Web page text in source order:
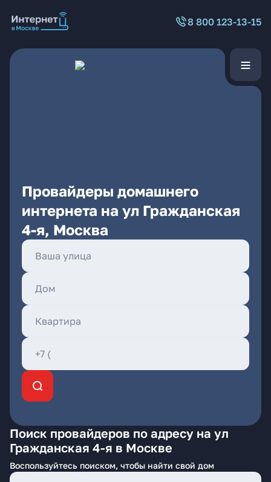
8 800 123-13-15
Провайдеры домашнего
интернета на ул Гражданская
4-я, Москва
Поиск провайдеров по адресу на ул
Гражданская 4-я в Москве
Воспользуйтесь поиском, чтобы найти свой дом